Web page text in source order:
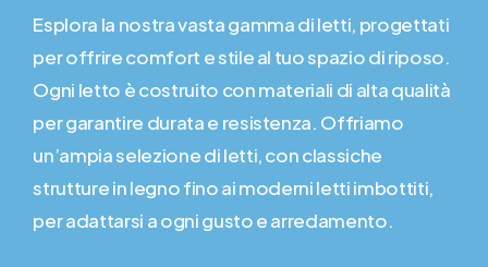
Esplora la nostra vasta gamma di letti, progettati
per offrire comfort e stile al tuo spazio di riposo.
Ogni letto è costruito con materiali di alta qualità
per garantire durata e resistenza. Offriamo
un’ampia selezione di letti, con classiche
strutture in legno fino ai moderni letti imbottiti,
per adattarsi a ogni gusto e arredamento.